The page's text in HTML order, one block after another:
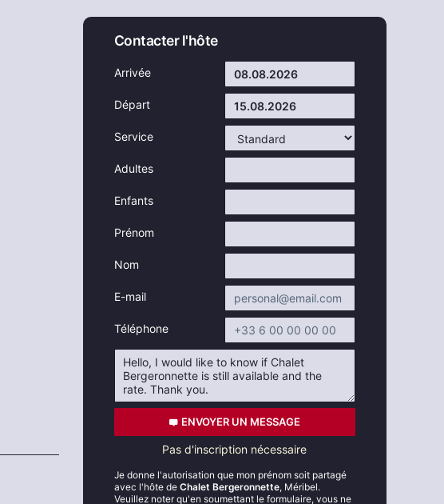
Contacter l'hôte
Arrivée
Départ
Service
Adultes
Enfants
Prénom
Nom
E-mail
Téléphone
ENVOYER UN MESSAGE
Pas d'inscription nécessaire
Je donne l'autorisation que mon prénom soit partagé
avec l'hôte de Chalet Bergeronnette, Méribel.
Veuillez noter qu'en soumettant le formulaire, vous ne